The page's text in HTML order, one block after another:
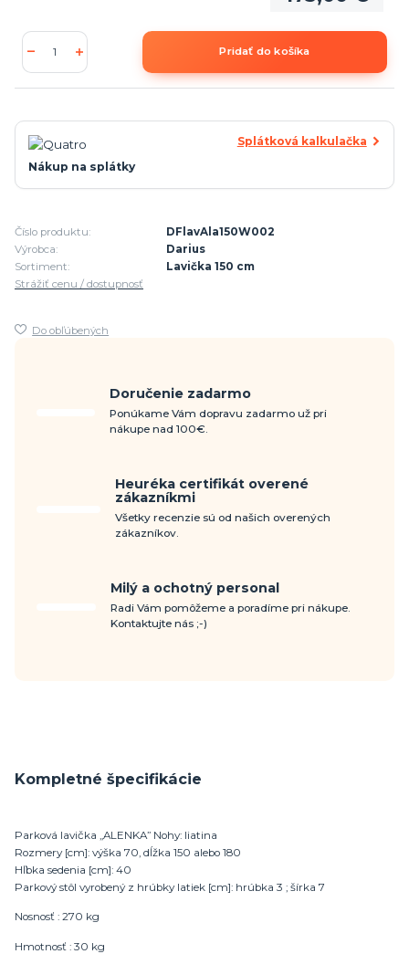
Pridať do košíka
Splátková kalkulačka
Nákup na splátky
Číslo produktu:
DFlavAla150W002
Výrobca:
Darius
Sortiment:
Lavička 150 cm
Strážiť cenu / dostupnosť
Do obľúbených
Doručenie zadarmo
Ponúkame Vám dopravu zadarmo už pri
nákupe nad 100€.
Heuréka certifikát overené
zákazníkmi
Všetky recenzie sú od našich overených
zákazníkov.
Milý a ochotný personal
Radi Vám pomôžeme a poradíme pri nákupe.
Kontaktujte nás ;-)
Kompletné špecifikácie
Parková lavička „ALENKA” Nohy: liatina
Rozmery [cm]: výška 70, dĺžka 150 alebo 180
Hľbka sedenia [cm]: 40
Parkový stôl vyrobený z hrúbky latiek [cm]: hrúbka 3 ; šírka 7
Nosnosť : 270 kg
Hmotnosť : 30 kg